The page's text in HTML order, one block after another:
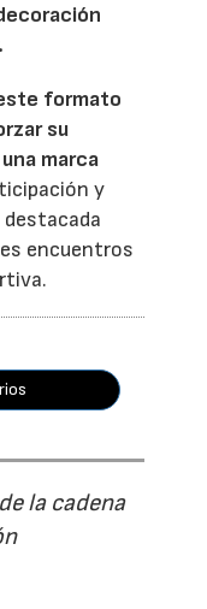
formato
su
marca
y
encuentros
la cadena